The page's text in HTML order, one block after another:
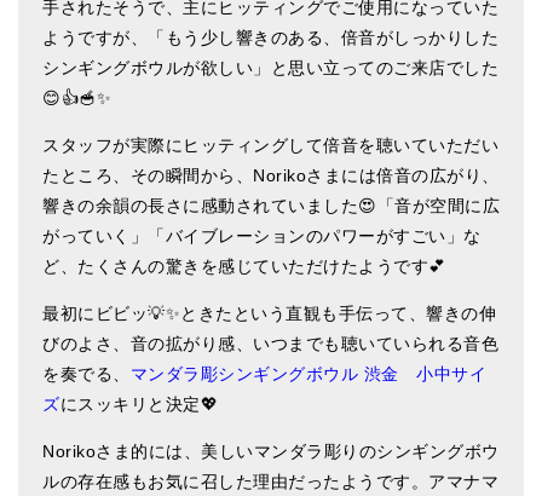
ベーシック・ティンシャ（4種）
ティンシャケース
チベット・真マントラ香
お香定期購入（ラクとくサブスク）
チベット高僧のオラクルカード
シンギングボウル入門本・CD
アウトレット
神々とつながるジュエリー
手されたそうで、主にヒッティングでご使用になっていた
ようですが、「もう少し響きのある、倍音がしっかりした
シンギングボウルが欲しい」と思い立ってのご来店でした
😊👍🥣✨
スタッフが実際にヒッティングして倍音を聴いていただい
たところ、その瞬間から、Norikoさまには倍音の広がり、
響きの余韻の長さに感動されていました😍「音が空間に広
がっていく」「バイブレーションのパワーがすごい」な
ど、たくさんの驚きを感じていただけたようです💕
最初にビビッ💡✨ときたという直観も手伝って、響きの伸
びのよさ、音の拡がり感、いつまでも聴いていられる音色
を奏でる、 マンダラ彫シンギングボウル 渋金 小中サイ
ズにスッキリと決定💖
Norikoさま的には、美しいマンダラ彫りのシンギングボウ
ルの存在感もお気に召した理由だったようです。アマナマ